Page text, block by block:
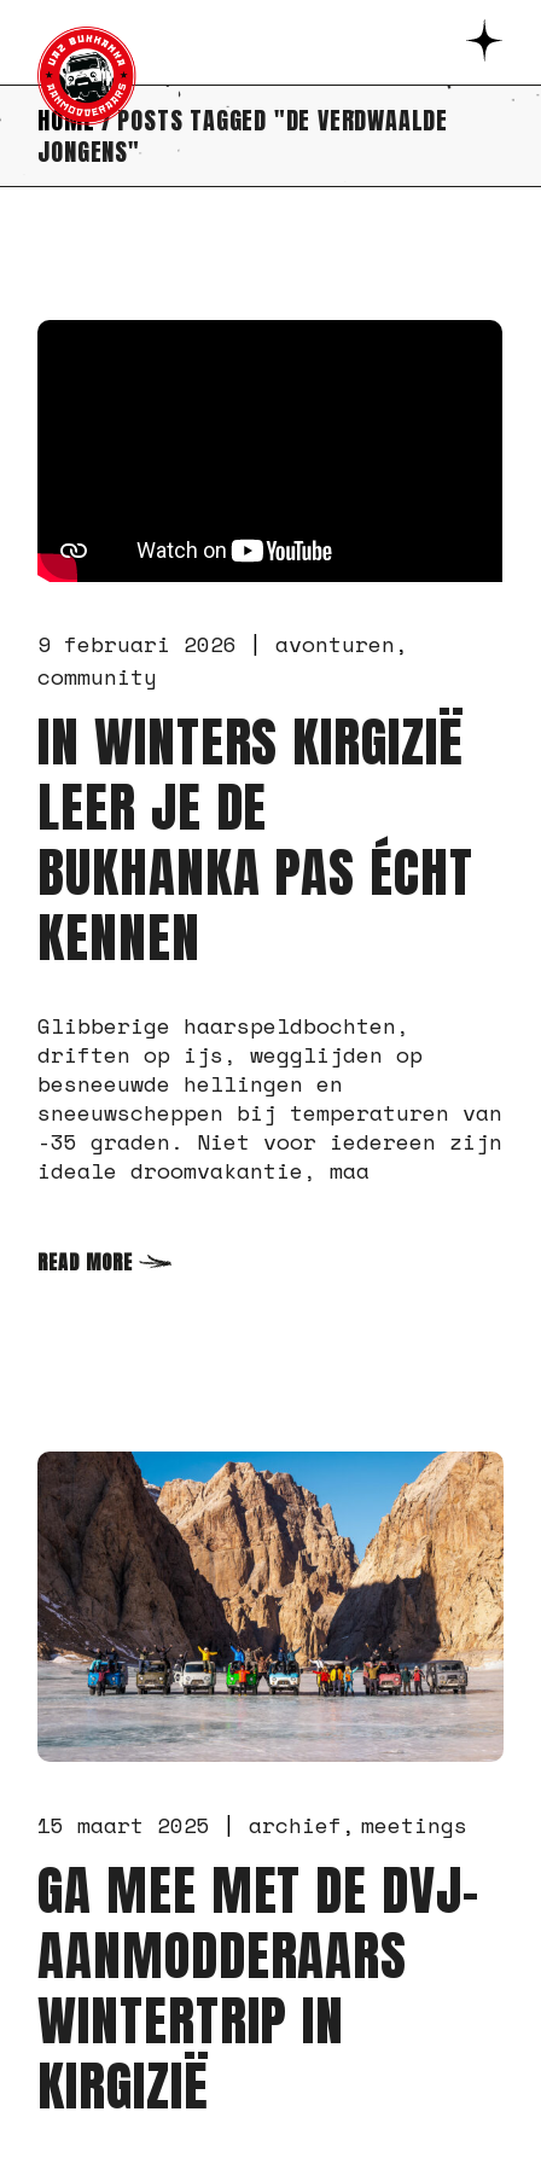
content
HOME
POSTS TAGGED "DE VERDWAALDE
JONGENS"
9 februari 2026
avonturen
community
IN WINTERS KIRGIZIË
LEER JE DE
BUKHANKA PAS ÉCHT
KENNEN
Glibberige haarspeldbochten,
driften op ijs, wegglijden op
besneeuwde hellingen en
sneeuwscheppen bij temperaturen van
-35 graden. Niet voor iedereen zijn
ideale droomvakantie, maa
READ MORE
15 maart 2025 archief meetings
GA MEE MET DE DVJ-
AANMODDERAARS
WINTERTRIP IN
KIRGIZIË